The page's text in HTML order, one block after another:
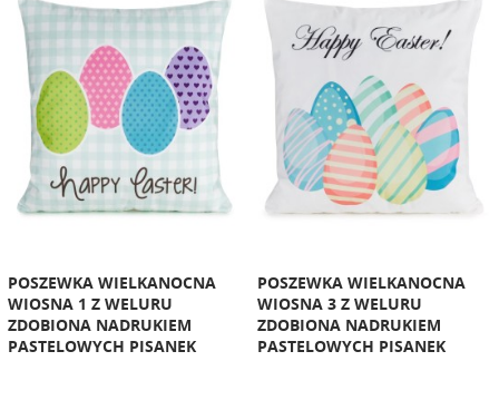
POSZEWKA WIELKANOCNA
WIOSNA 1 Z WELURU
ZDOBIONA NADRUKIEM
PASTELOWYCH PISANEK
POSZEWKA WIELKANOCNA
WIOSNA 3 Z WELURU
ZDOBIONA NADRUKIEM
PASTELOWYCH PISANEK